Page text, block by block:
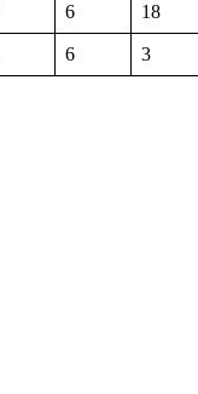
6 18
6 3